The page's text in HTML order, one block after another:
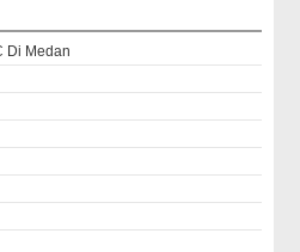
Di Medan